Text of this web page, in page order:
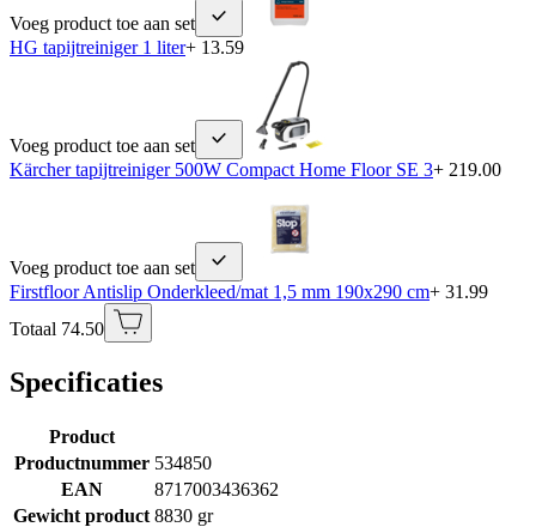
Voeg product toe aan set
HG tapijtreiniger 1 liter+ 13.59
Voeg product toe aan set
Kärcher tapijtreiniger 500W Compact Home Floor SE 3+ 219.00
Voeg product toe aan set
Firstfloor Antislip Onderkleed/mat 1,5 mm 190x290 cm+ 31.99
Totaal 74.50
Specificaties
Product
Productnummer 534850
EAN
8717003436362
Gewicht product 8830 gr